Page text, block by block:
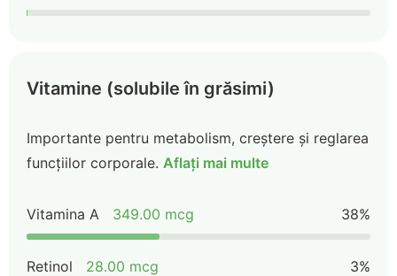
Vitamine (solubile în grăsimi)
Importante pentru metabolism, creștere și reglarea
funcțiilor corporale. Aflați mai multe
Vitamina A 349.00 mcg 38%
Retinol 28.00 mcg 3%